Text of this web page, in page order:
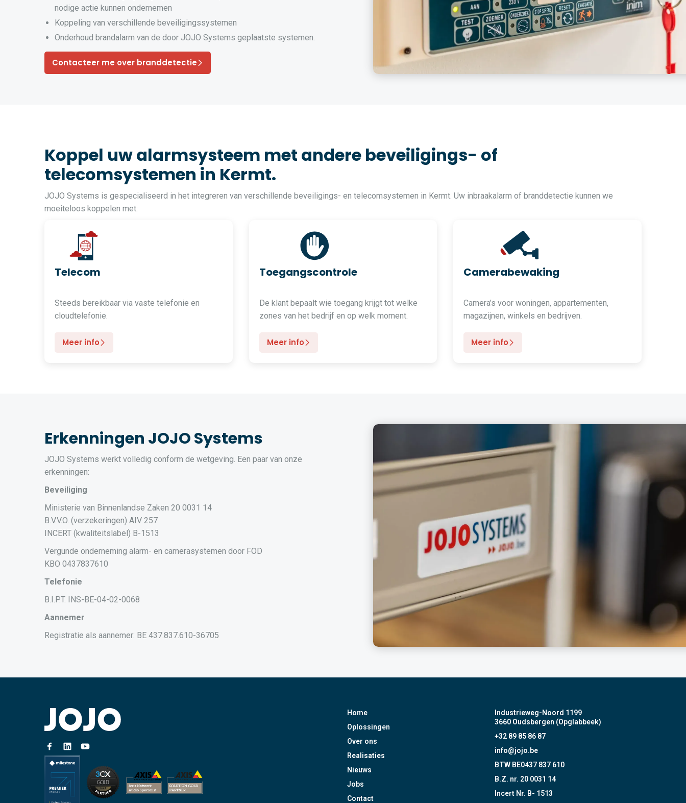
nodige actie kunnen ondernemen
Koppeling van verschillende beveiligingssystemen
Onderhoud brandalarm van de door JOJO Systems geplaatste systemen.
Contacteer me over branddetectie
Koppel uw alarmsysteem met andere beveiligings- of
telecomsystemen in Kermt.
JOJO Systems is gespecialiseerd in het integreren van verschillende beveiligings- en telecomsystemen in Kermt. Uw inbraakalarm of branddetectie kunnen we
moeiteloos koppelen met:
Telecom
Steeds bereikbaar via vaste telefonie en
cloudtelefonie.
Meer info
Toegangscontrole
De klant bepaalt wie toegang krijgt tot welke
zones van het bedrijf en op welk moment.
Meer info
Camerabewaking
Camera’s voor woningen, appartementen,
magazijnen, winkels en bedrijven.
Meer info
Erkenningen JOJO Systems
JOJO Systems werkt volledig conform de wetgeving. Een paar van onze
erkenningen:
Beveiliging
Ministerie van Binnenlandse Zaken 20 0031 14
B.V.V.O. (verzekeringen) AIV 257
INCERT (kwaliteitslabel) B-1513
Vergunde onderneming alarm- en camerasystemen door FOD
KBO 0437837610
Telefonie
B.I.P.T. INS-BE-04-02-0068
Aannemer
Registratie als aannemer: BE 437.837.610-36705
Home
Oplossingen
Over ons
Realisaties
Nieuws
Jobs
Contact
Industrieweg-Noord 1199
3660 Oudsbergen (Opglabbeek)
+32 89 85 86 87
info@jojo.be
BTW BE0437 837 610
B.Z. nr. 20 0031 14
Incert Nr. B- 1513